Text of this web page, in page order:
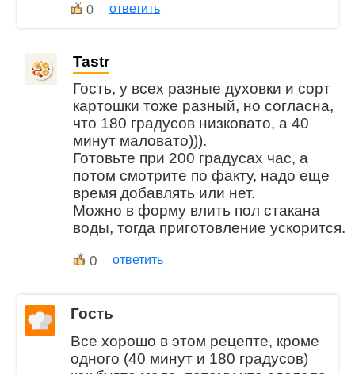
0 ответить
Tastr
Гость, у всех разные духовки и сорт
картошки тоже разный, но согласна,
что 180 градусов низковато, а 40
минут маловато))).
Готовьте при 200 градусах час, а
потом смотрите по факту, надо еще
время добавлять или нет.
Можно в форму влить пол стакана
воды, тогда приготовление ускорится.
0 ответить
Гость
Все хорошо в этом рецепте, кроме
одного (40 минут и 180 градусов)